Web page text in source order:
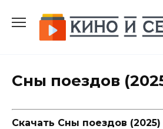
содержанию
Сны поездов
Скачать Сны поездов